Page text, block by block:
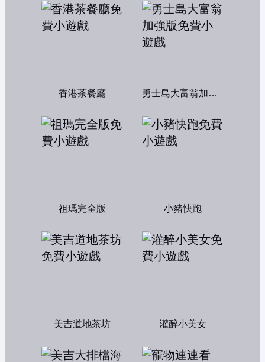
香港茶餐廳 勇士島大富翁加強版
祖瑪完全版 小豬快跑
美吉道地茶坊 灌醉小美女